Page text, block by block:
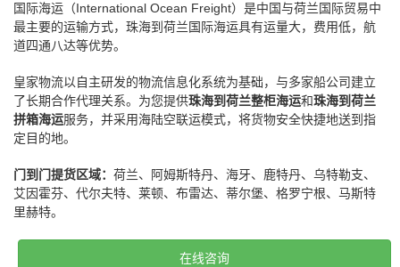
国际海运（International Ocean Freight）是中国与荷兰国际贸易中
最主要的运输方式，珠海到荷兰国际海运具有运量大，费用低，航
道四通八达等优势。
皇家物流以自主研发的物流信息化系统为基础，与多家船公司建立
了长期合作代理关系。为您提供珠海到荷兰整柜海运和珠海到荷兰
拼箱海运服务，并采用海陆空联运模式，将货物安全快捷地送到指
定目的地。
门到门提货区域： 荷兰、阿姆斯特丹、海牙、鹿特丹、乌特勒支、
艾因霍芬、代尔夫特、莱顿、布雷达、蒂尔堡、格罗宁根、马斯特
里赫特。
在线咨询